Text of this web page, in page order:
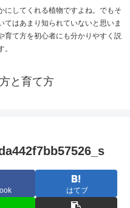
にしてくれる植物ですよね。でもそ
てはあまり知られていないと思いま
育て方を初心者にも分かりやすく説
。
と育て方
はてブ